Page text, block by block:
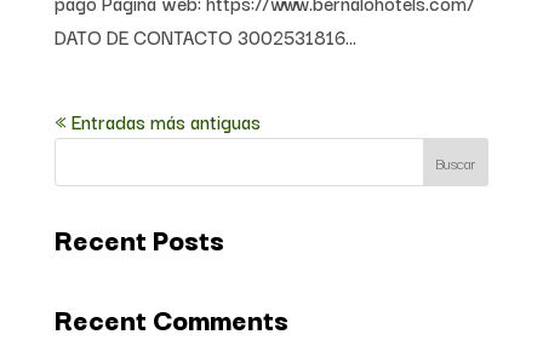
DATO DE CONTACTO 3002531816...
« Entradas más antiguas
Buscar
Recent Posts
Recent Comments